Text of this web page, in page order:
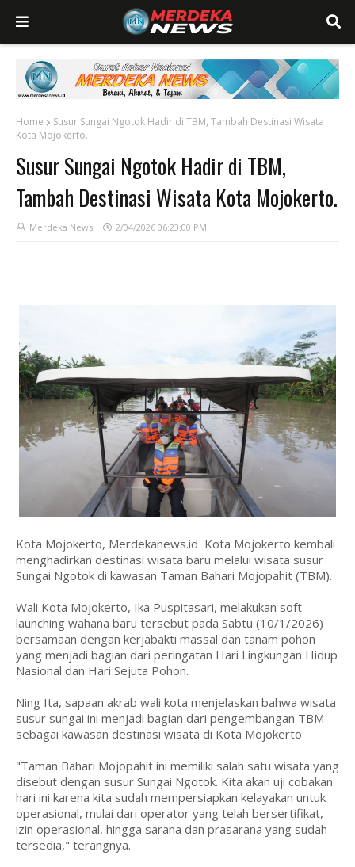
Home
Susur Sungai Ngotok Hadir di TBM, Tambah Destinasi Wisata
Kota Mojokerto.
Susur Sungai Ngotok Hadir di TBM,
Tambah Destinasi Wisata Kota Mojokerto.
Merdeka News 2/04/2026 06:23:00 PM
Kota Mojokerto, Merdekanews.id Kota Mojokerto kembali
menghadirkan destinasi wisata baru melalui wisata susur
Sungai Ngotok di kawasan Taman Bahari Mojopahit (TBM).
Wali Kota Mojokerto, Ika Puspitasari, melakukan soft
launching wahana baru tersebut pada Sabtu (10/1/2026)
bersamaan dengan kerjabakti massal dan tanam pohon
yang menjadi bagian dari peringatan Hari Lingkungan Hidup
Nasional dan Hari Sejuta Pohon.
Ning Ita, sapaan akrab wali kota menjelaskan bahwa wisata
susur sungai ini menjadi bagian dari pengembangan TBM
sebagai kawasan destinasi wisata di Kota Mojokerto
"Taman Bahari Mojopahit ini memiliki salah satu wisata yang
disebut dengan susur Sungai Ngotok. Kita akan uji cobakan
hari ini karena kita sudah mempersiapkan kelayakan untuk
operasional, mulai dari operator yang telah bersertifikat,
izin operasional, hingga sarana dan prasarana yang sudah
tersedia," terangnya.